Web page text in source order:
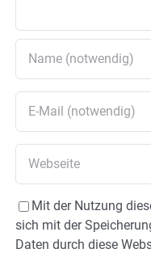
Mit der Nutzung
sich mit der
Daten durch diese